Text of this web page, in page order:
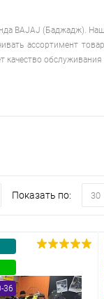
(Баджадж).
ассортимент
качество
Показать по: 30
36